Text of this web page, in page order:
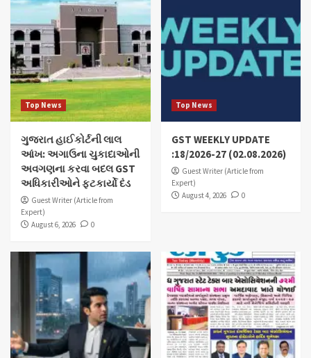
Top News
ગુજરાત હાઈકોર્ટની લાલ
આંખ: અગાઉના ચુકાદાઓની
અવગણના કરવા બદલ GST
અધિકારીઓને ફટકાર્યો દંડ
Guest Writer (Article from
Expert)
August 6, 2026
0
Top News
GST WEEKLY UPDATE
:18/2026-27 (02.08.2026)
Guest Writer (Article from
Expert)
August 4, 2026
0